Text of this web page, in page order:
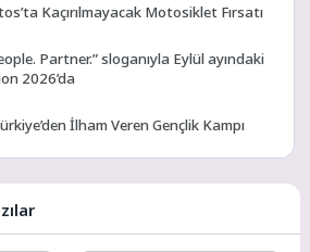
Kaçırılmayacak Motosiklet Fırsatı
Partner.” sloganıyla Eylül ayındaki
2026’da
İlham Veren Gençlik Kampı
Elektrikli Kamyonet Satacak
Tercihi Neoplan Skyliner Oldu